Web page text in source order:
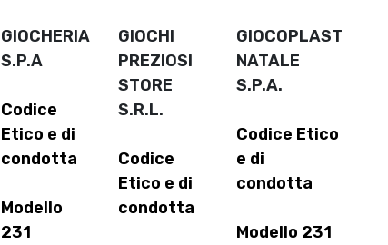
GIOCHERIA
S.P.A
Codice
Etico e di
condotta
Modello
231
GIOCHI
PREZIOSI
STORE
S.R.L.
Codice
Etico e di
condotta
GIOCOPLAST
NATALE
S.P.A.
Codice Etico
e di
condotta
Modello 231